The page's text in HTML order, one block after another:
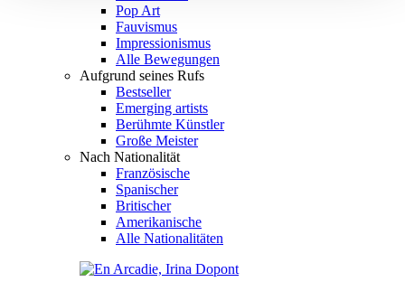
Pop Art
Fauvismus
Impressionismus
Alle Bewegungen
Aufgrund seines Rufs
Bestseller
Emerging artists
Berühmte Künstler
Große Meister
Nach Nationalität
Französische
Spanischer
Britischer
Amerikanische
Alle Nationalitäten